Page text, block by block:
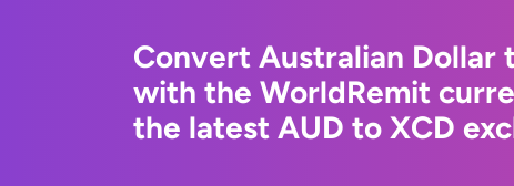
Convert Australian Dollar
with the WorldRemit
the latest AUD to XCD